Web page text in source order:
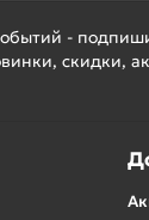
-
скидки,